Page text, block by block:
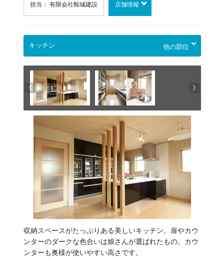
担当： 有限会社鞍城建設 店舗情報
他の部位
収納スペースがたっぷりある美しいキッチン。扉やカウ
ンターのダークな色合いは娘さんが選ばれたもの。カウ
ンターも奥様が使いやすい高さです。